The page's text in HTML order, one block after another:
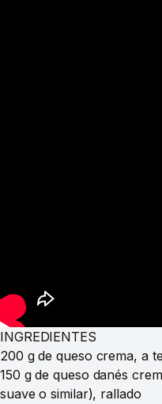
INGREDIENTES
200 g de queso crema, a
150 g de queso danés
suave o similar), rallado